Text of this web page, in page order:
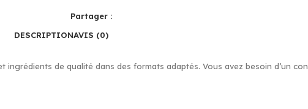
Partager :
DESCRIPTIONAVIS (0)
de qualité dans des formats adaptés. Vous avez besoin d’un